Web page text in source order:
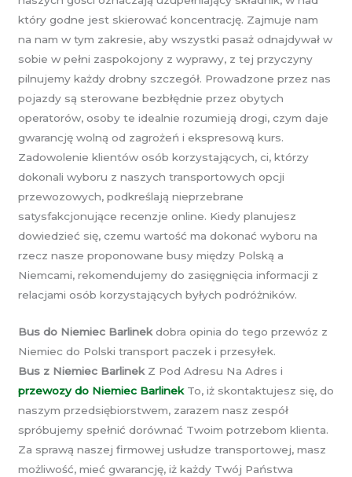
który godne jest skierować koncentrację. Zajmuje nam
na nam w tym zakresie, aby wszystki pasaż odnajdywał w
sobie w pełni zaspokojony z wyprawy, z tej przyczyny
pilnujemy każdy drobny szczegół. Prowadzone przez nas
pojazdy są sterowane bezbłędnie przez obytych
operatorów, osoby te idealnie rozumieją drogi, czym daje
gwarancję wolną od zagrożeń i ekspresową kurs.
Zadowolenie klientów osób korzystających, ci, którzy
dokonali wyboru z naszych transportowych opcji
przewozowych, podkreślają nieprzebrane
satysfakcjonujące recenzje online. Kiedy planujesz
dowiedzieć się, czemu wartość ma dokonać wyboru na
rzecz nasze proponowane busy między Polską a
Niemcami, rekomendujemy do zasięgnięcia informacji z
relacjami osób korzystających byłych podróżników.
Bus do Niemiec Barlinekdobra opinia do tego przewóz z
Niemiec do Polski transport paczek i przesyłek.
Bus z Niemiec BarlinekZ Pod Adresu Na Adres i
przewozy do Niemiec BarlinekTo, iż skontaktujesz się, do
naszym przedsiębiorstwem, zarazem nasz zespół
spróbujemy spełnić dorównać Twoim potrzebom klienta.
Za sprawą naszej firmowej usłudze transportowej, masz
możliwość, mieć gwarancję, iż każdy Twój Państwa